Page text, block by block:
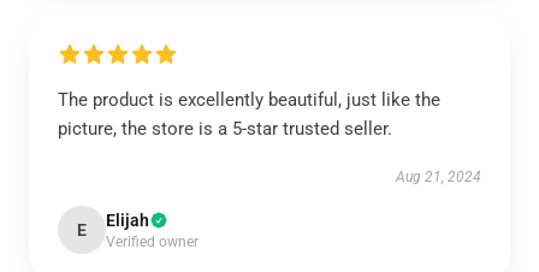
The product is excellently beautiful, just like the
picture, the store is a 5-star trusted seller.
Aug 21, 2024
E Elijah
Verified owner